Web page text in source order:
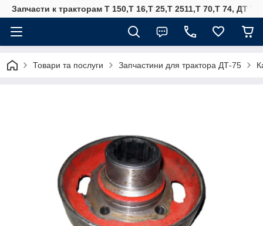
Запчасти к тракторам Т 150,Т 16,Т 25,Т 2511,Т 70,Т 74, ДТ
Товари та послуги Запчастини для трактора ДТ-75